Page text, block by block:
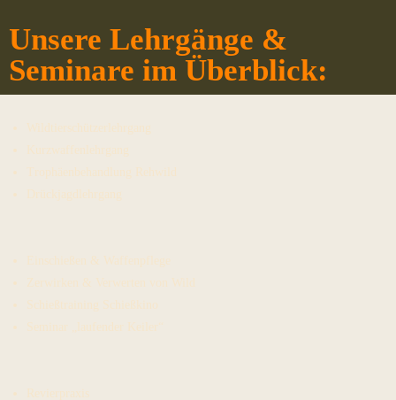
Unsere Lehrgänge &
Seminare im Überblick: